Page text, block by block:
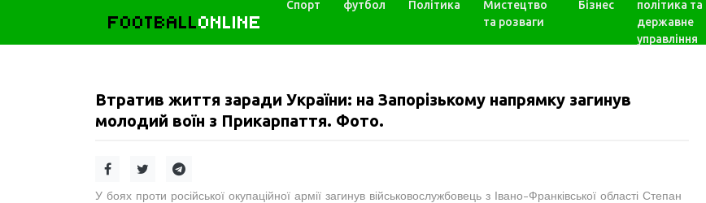
FOOTBALLONLINE
Спорт футбол Політика
Мистецтво
та розваги
Бізнес
політика та
державне
управління
Втратив життя заради України: на Запорізькому напрямку загинув
молодий воїн з Прикарпаття. Фото.
У боях проти російської окупаційної армії загинув військовослужбовець з Івано-Франківської області Степан